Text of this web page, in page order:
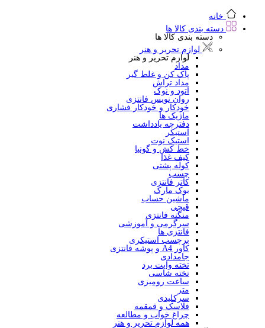
خانه
دسته بندی کالا ها
دسته بندی کالا ها
لوازم تحریر و هنر
لوازم تحریر و هنر
مداد
پاک کن و غلط گیر
مداد تراش
اتود و نوک
روان نویس فانتزی
خودکار و خودکار فشاری
ماژیک ها
دفترچه یادداشت
استیکر
استیک نوت
خط کش و گونیا
کیف غذا
کوله پشتی
چسب
کاتر فانتزی
بوک مارک
ماشین حساب
قیچی
منگنه فانتزی
سرگرمی و آموزشی
فانتزی ها
برچسب استیکری
کاور A4 و پوشه فانتزی
جامدادی
تخته وایت برد
تخته شاسی
ساعت رومیزی
متر
سرکلیدی
فلاسک و قمقمه
چراغ خواب و مطالعه
همه لوازم تحریر و هنر